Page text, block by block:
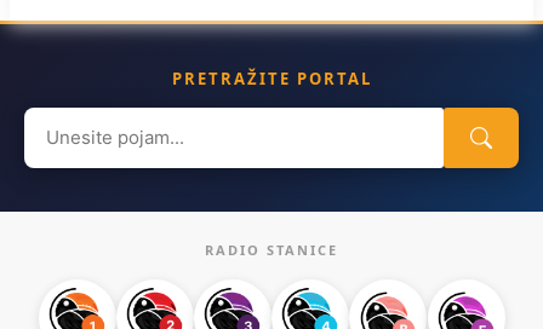
PRETRAŽITE PORTAL
Search
for:
RADIO STANICE